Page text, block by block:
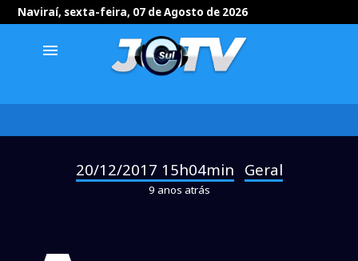
Naviraí, sexta-feira, 07 de Agosto de 2026
menu
20/12/2017 15h04min Geral
9 anos atrás